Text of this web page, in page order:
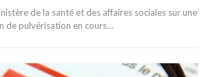
de la santé et des affaires sociales sur une
de pulvérisation en cours…